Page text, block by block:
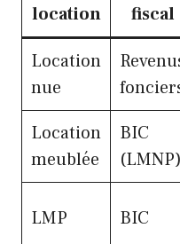
location
fiscal
Location
nue
Location
meublée
BIC
(LMNP)
LMP BIC